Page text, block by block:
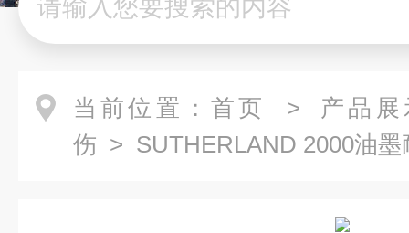
当前位置： 首页 > 产品展
伤 > SUTHERLAND 2000油墨